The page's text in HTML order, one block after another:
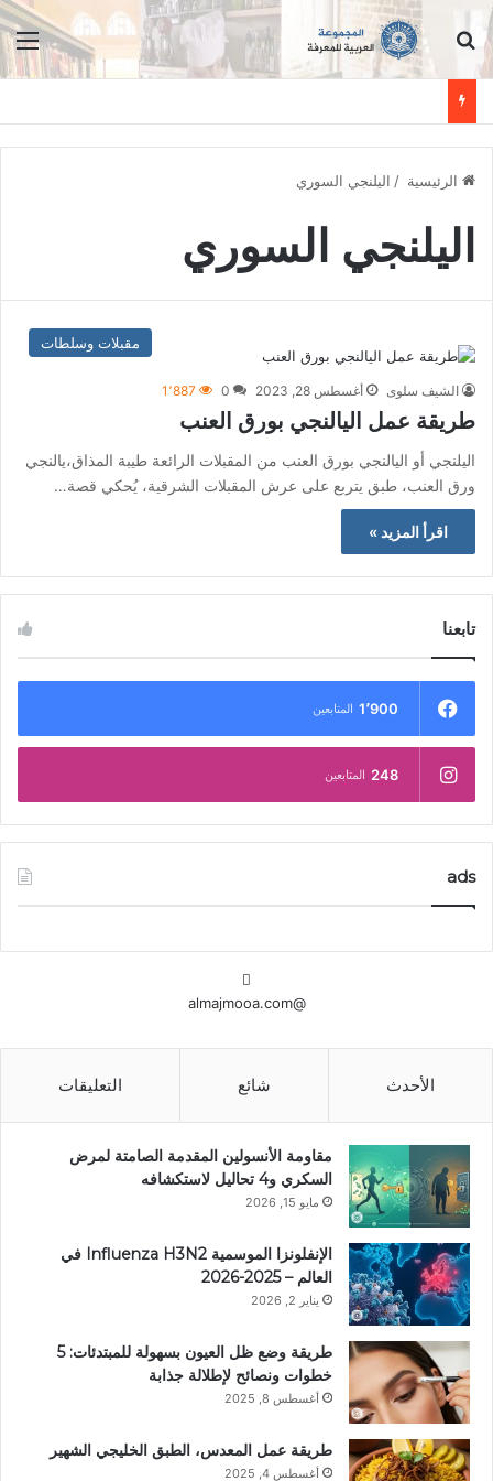
ابحث عن
الرئيسية / اليلنجي السوري
اليلنجي السوري
مقبلات وسلطات
الشيف سلوى أغسطس 28, 2023 0 1٬887
طريقة عمل اليالنجي بورق العنب
اليلنجي أو اليالنجي بورق العنب من المقبلات الرائعة طيبة المذاق،يالنجي
ورق العنب، طبق يتربع على عرش المقبلات الشرقية، يُحكي قصة…
اقرأ المزيد »
تابعنا
1٬900 المتابعين
248 المتابعين
ads
@almajmooa.com
الأحدث شائع التعليقات
مقاومة الأنسولين المقدمة الصامتة لمرض
السكري و4 تحاليل لاستكشافه
مايو 15, 2026
الإنفلونزا الموسمية Influenza H3N2 في
العالم – 2025-2026
يناير 2, 2026
طريقة وضع ظل العيون بسهولة للمبتدئات: 5
خطوات ونصائح لإطلالة جذابة
أغسطس 8, 2025
طريقة عمل المعدس، الطبق الخليجي الشهير
أغسطس 4, 2025